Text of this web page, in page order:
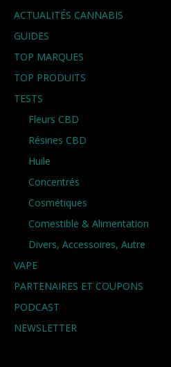
ACTUALITÉS CANNABIS
GUIDES
TOP MARQUES
TOP PRODUITS
TESTS
Fleurs CBD
Résines CBD
Huile
Concentrés
Cosmétiques
Comestible & Alimentation
Divers, Accessoires, Autre
VAPE
PARTENAIRES ET COUPONS
PODCAST
NEWSLETTER